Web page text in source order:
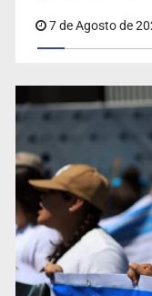
7 de Agosto de